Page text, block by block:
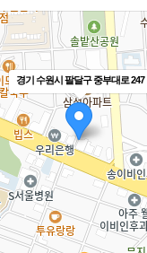
경기 수원시 팔달구 중부대로 247